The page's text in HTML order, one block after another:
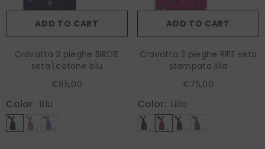
ADD TO CART
Cravatta 3 pieghe BIRDIE
seta\cotone blu
€85,00
Color: Blu
ADD TO CART
Cravatta 3 pieghe RIFF seta
stampata lilla
€75,00
Color: Lilla